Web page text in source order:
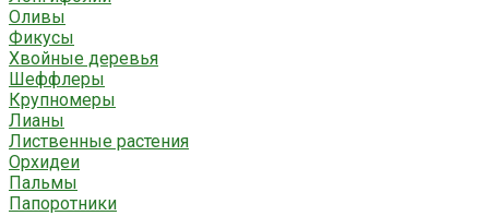
Оливы
Фикусы
Хвойные деревья
Шеффлеры
Крупномеры
Лианы
Лиственные растения
Орхидеи
Пальмы
Папоротники